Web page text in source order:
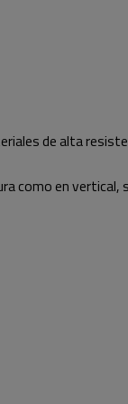
de alta
como en